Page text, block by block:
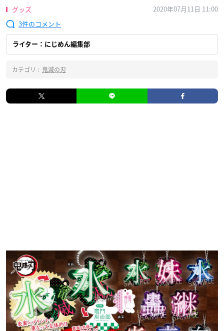
グッズ
2020年07月11日 11:00
3
ライター：にじめん編集部
カテゴリ : 鬼滅の刃